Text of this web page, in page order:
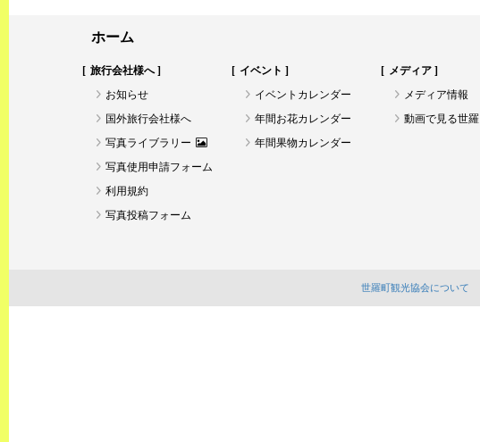
ホーム
旅行会社様へ
お知らせ
国外旅行会社様へ
写真ライブラリー
写真使用申請フォーム
利用規約
写真投稿フォーム
イベント
イベントカレンダー
年間お花カレンダー
年間果物カレンダー
メディア
メディア情報
動画で見る世羅
世羅町観光協会について